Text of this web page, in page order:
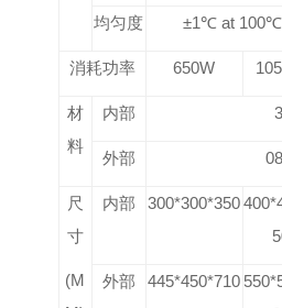
均匀度 ±1℃ at 100℃
消耗功率 650W
材
料
内部
外部
尺
寸
(M
内部 300*300*350
外部 445*450*710